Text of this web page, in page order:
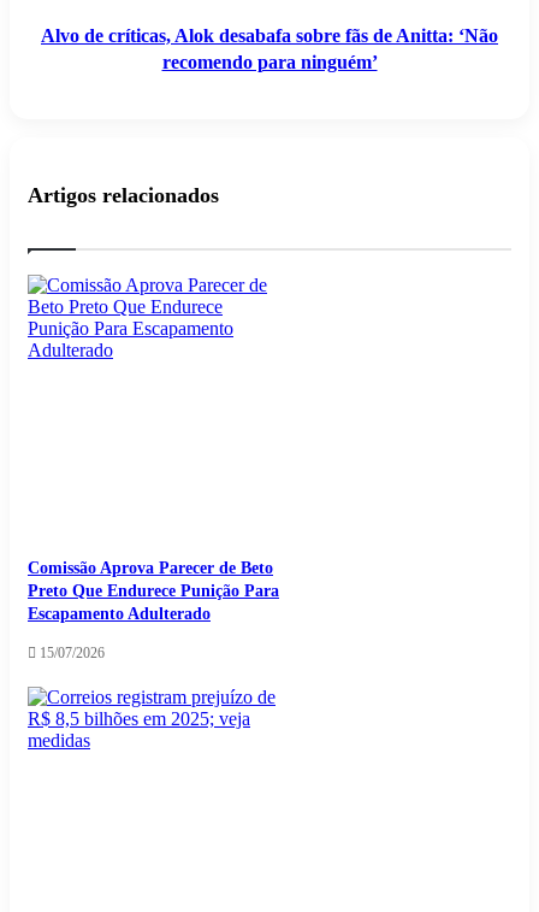
Alvo de críticas, Alok desabafa sobre fãs de Anitta: ‘Não
recomendo para ninguém’
Artigos relacionados
Comissão Aprova Parecer de Beto
Preto Que Endurece Punição Para
Escapamento Adulterado
15/07/2026